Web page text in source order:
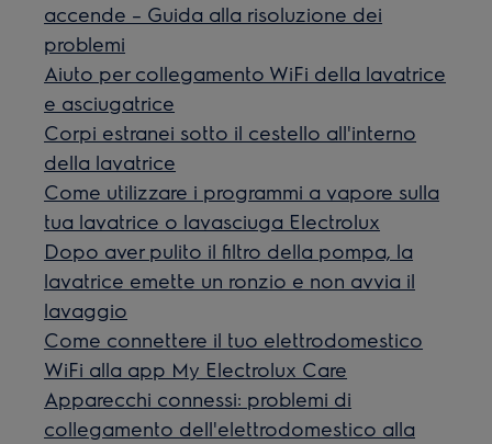
accende – Guida alla risoluzione dei
problemi
Aiuto per collegamento WiFi della lavatrice
e asciugatrice
Corpi estranei sotto il cestello all'interno
della lavatrice
Come utilizzare i programmi a vapore sulla
tua lavatrice o lavasciuga Electrolux
Dopo aver pulito il filtro della pompa, la
lavatrice emette un ronzio e non avvia il
lavaggio
Come connettere il tuo elettrodomestico
WiFi alla app My Electrolux Care
Apparecchi connessi: problemi di
collegamento dell'elettrodomestico alla